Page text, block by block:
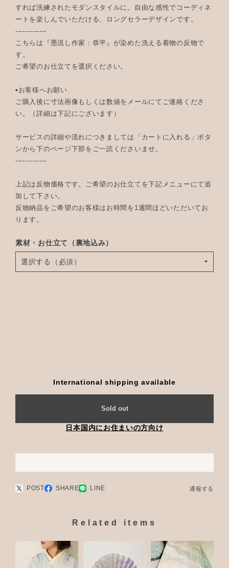
すれば洗練されたモダンスタイルに。自由な感性でコーディネ
ートを楽しんでいただける、ロングセラーデザインです。
-------------
こちらは『墨流し作家：恭平』が染めた洗える着物の反物で
す。
ご希望のお仕立てを選択ください。
▪︎お客様へお願い
ご購入後に寸法画像もしくは数値をメールにてご連絡くださ
い。（詳細は下記にございます）
サービスの詳細や流れにつきましては「カートに入れる」ボタ
ンから下のページ下部をご一読くださいませ。
-------------
上記は反物価格です。ご希望のお仕立てを下記メニューにて追
加して下さい。
反物納品をご希望のお客様はお時間を1週間ほどいただいてお
ります。
素材・お仕立て（裏地込み）
International shipping available
Sold out
日本国内にお住まいの方向け
POST SHARE LINE 通報する
Related items